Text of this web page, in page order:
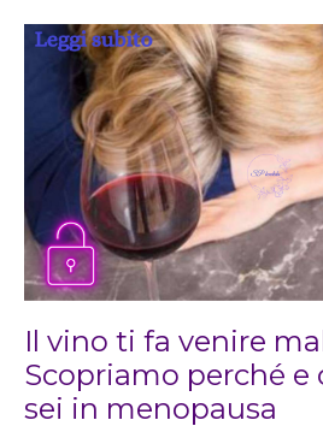
Il vino ti fa venire
Scopriamo perché e
sei in menopausa